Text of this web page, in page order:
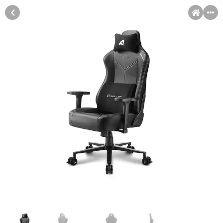
Račun
Pomoć pri kupovini
Sve je lakše kad se podijeli!
Kupovinu na rate možete obaviti ukoliko posjedujete jednu od